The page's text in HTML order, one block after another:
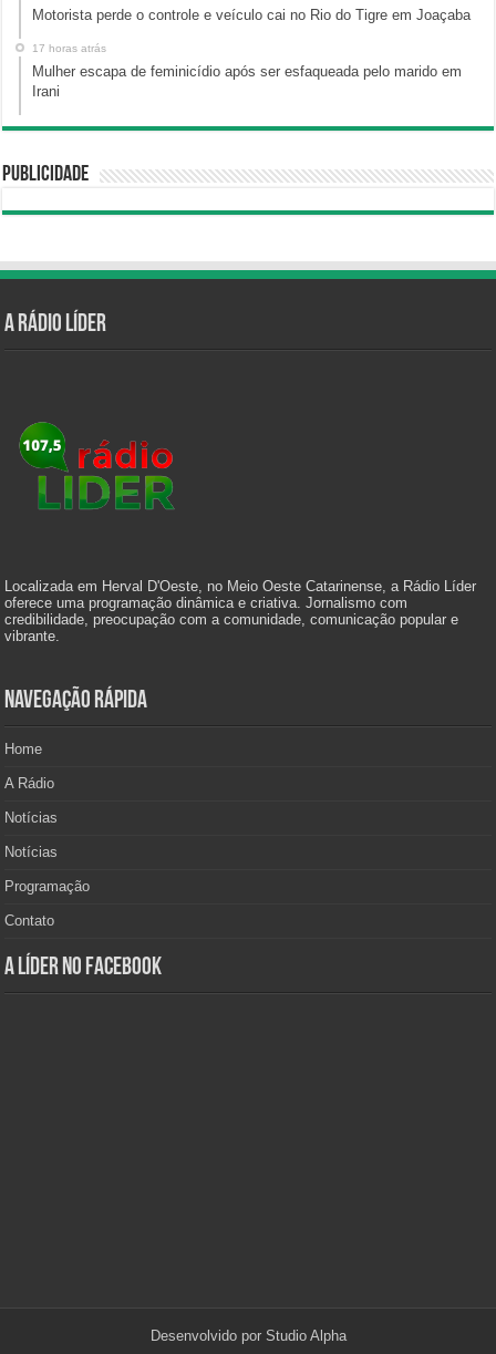
Motorista perde o controle e veículo cai no Rio do Tigre em Joaçaba
17 horas atrás
Mulher escapa de feminicídio após ser esfaqueada pelo marido em
Irani
Publicidade
A Rádio Líder
Localizada em Herval D'Oeste, no Meio Oeste Catarinense, a Rádio Líder
oferece uma programação dinâmica e criativa. Jornalismo com
credibilidade, preocupação com a comunidade, comunicação popular e
vibrante.
Navegação Rápida
Home
A Rádio
Notícias
Notícias
Programação
Contato
A Líder no Facebook
Desenvolvido por Studio Alpha